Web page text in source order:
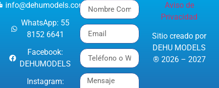
info@dehumodels.com
WhatsApp: 55
8152 6641
Facebook:
DEHUMODELS
Instagram:
Aviso de
Privacidad
Sitio creado por
DEHU MODELS
® 2026 – 2027